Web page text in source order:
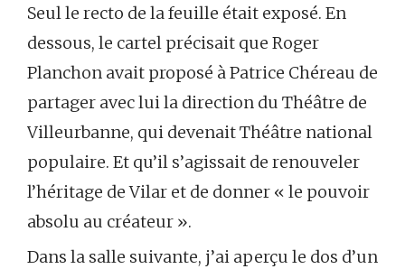
Seul le recto de la feuille était exposé. En
dessous, le cartel précisait que Roger
Planchon avait proposé à Patrice Chéreau de
partager avec lui la direction du Théâtre de
Villeurbanne, qui devenait Théâtre national
populaire. Et qu’il s’agissait de renouveler
l’héritage de Vilar et de donner « le pouvoir
absolu au créateur ».
Dans la salle suivante, j’ai aperçu le dos d’un